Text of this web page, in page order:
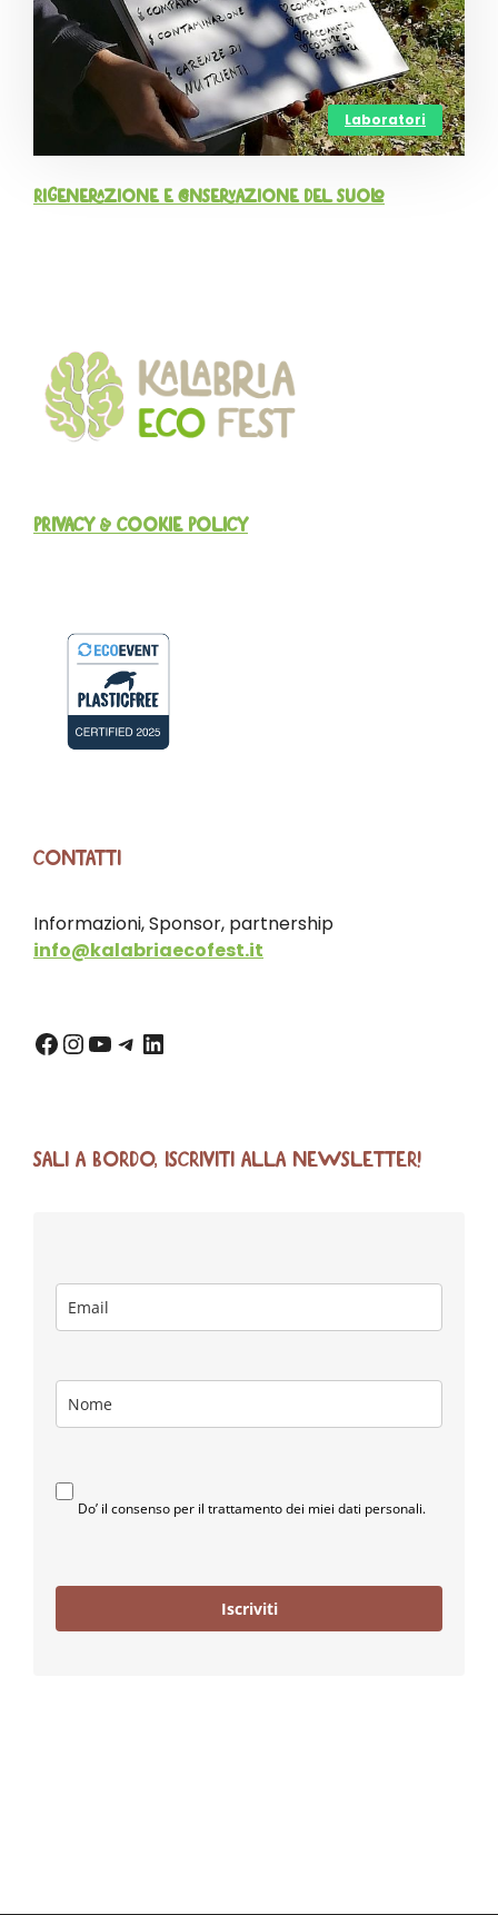
Laboratori
Rigenerazione e conservazione del suolo
PRIVACY & COOKIE POLICY
CONTATTI
Informazioni, Sponsor, partnership
info@kalabriaecofest.it
SALI A BORDO, ISCRIVITI ALLA NEWSLETTER!
Do’ il consenso per il trattamento dei miei dati personali.
Iscriviti